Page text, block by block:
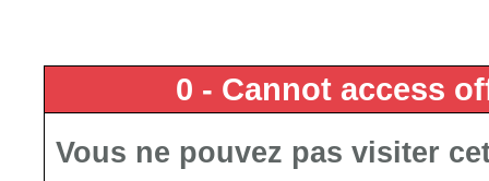
0 - Cannot access
Vous ne pouvez pas visiter